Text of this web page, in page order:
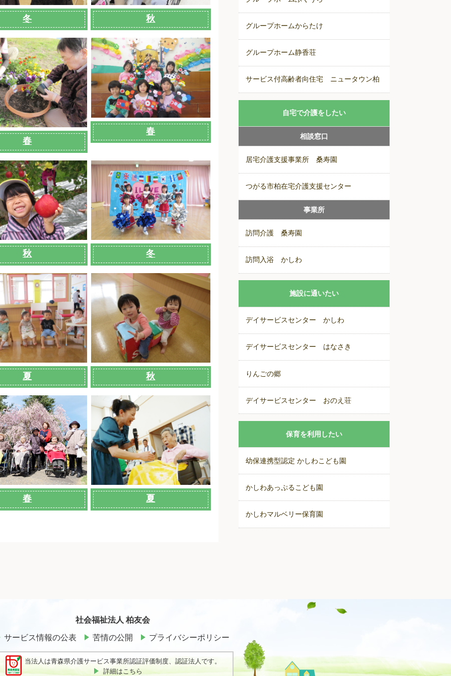
冬 秋
春
春
秋 冬
夏 秋
春 夏
グループホームからたけ
グループホーム静香荘
サービス付高齢者向住宅 ニュータウン柏
自宅で介護をしたい
相談窓口
居宅介護支援事業所 桑寿園
つがる市柏在宅介護支援センター
事業所
訪問介護 桑寿園
訪問入浴 かしわ
施設に通いたい
デイサービスセンター かしわ
デイサービスセンター はなさき
りんごの郷
デイサービスセンター おのえ荘
保育を利用したい
幼保連携型認定 かしわこども園
かしわあっぷるこども園
かしわマルベリー保育園
社会福祉法人 柏友会
サービス情報の公表 苦情の公開 プライバシーポリシー
当法人は青森県介護サービス事業所認証評価制度、認証法人です。
詳細はこちら